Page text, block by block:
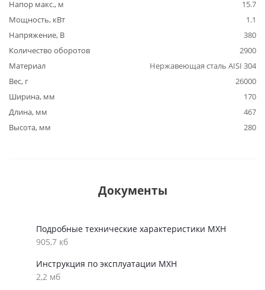
Напор макс., м
15.7
Мощность, кВт
1.1
Напряжение, В
380
Количество оборотов
2900
Материал
Нержавеющая сталь AISI 304
Вес, г
26000
Ширина, мм
170
Длина, мм
467
Высота, мм
280
Документы
Подробные технические характеристики MXH
905,7 кб
Инструкция по эксплуатации MXH
2,2 мб